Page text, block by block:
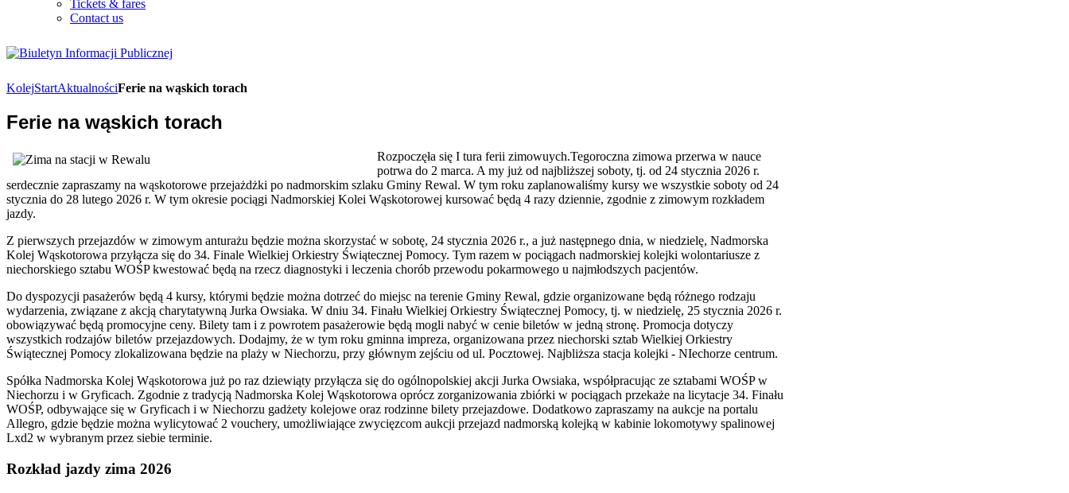
Tickets & fares
Contact us
KolejStartAktualnościFerie na wąskich torach
Ferie na wąskich torach
Rozpoczęła się I tura ferii zimowuych.Tegoroczna zimowa przerwa w nauce
potrwa do 2 marca. A my już od najbliższej soboty, tj. od 24 stycznia 2026 r.
serdecznie zapraszamy na wąskotorowe przejażdżki po nadmorskim szlaku Gminy Rewal. W tym roku zaplanowaliśmy kursy we wszystkie soboty od 24
stycznia do 28 lutego 2026 r. W tym okresie pociągi Nadmorskiej Kolei Wąskotorowej kursować będą 4 razy dziennie, zgodnie z zimowym rozkładem
jazdy.
Z pierwszych przejazdów w zimowym anturażu będzie można skorzystać w sobotę, 24 stycznia 2026 r., a już następnego dnia, w niedzielę, Nadmorska
Kolej Wąskotorowa przyłącza się do 34. Finale Wielkiej Orkiestry Świątecznej Pomocy. Tym razem w pociągach nadmorskiej kolejki wolontariusze z
niechorskiego sztabu WOŚP kwestować będą na rzecz diagnostyki i leczenia chorób przewodu pokarmowego u najmłodszych pacjentów.
Do dyspozycji pasażerów będą 4 kursy, którymi będzie można dotrzeć do miejsc na terenie Gminy Rewal, gdzie organizowane będą różnego rodzaju
wydarzenia, związane z akcją charytatywną Jurka Owsiaka. W dniu 34. Finału Wielkiej Orkiestry Świątecznej Pomocy, tj. w niedzielę, 25 stycznia 2026 r.
obowiązywać będą promocyjne ceny. Bilety tam i z powrotem pasażerowie będą mogli nabyć w cenie biletów w jedną stronę. Promocja dotyczy
wszystkich rodzajów biletów przejazdowych. Dodajmy, że w tym roku gminna impreza, organizowana przez niechorski sztab Wielkiej Orkiestry
Świątecznej Pomocy zlokalizowana będzie na plaży w Niechorzu, przy głównym zejściu od ul. Pocztowej. Najbliższa stacja kolejki - NIechorze centrum.
Spółka Nadmorska Kolej Wąskotorowa już po raz dziewiąty przyłącza się do ogólnopolskiej akcji Jurka Owsiaka, współpracując ze sztabami WOŚP w
Niechorzu i w Gryficach. Zgodnie z tradycją Nadmorska Kolej Wąskotorowa oprócz zorganizowania zbiórki w pociągach przekaże na licytacje 34. Finału
WOŚP, odbywające się w Gryficach i w Niechorzu gadżety kolejowe oraz rodzinne bilety przejazdowe. Dodatkowo zapraszamy na aukcje na portalu
Allegro, gdzie będzie można wylicytować 2 vouchery, umożliwiające zwycięzcom aukcji przejazd nadmorską kolejką w kabinie lokomotywy spalinowej
Lxd2 w wybranym przez siebie terminie.
Rozkład jazdy zima 2026